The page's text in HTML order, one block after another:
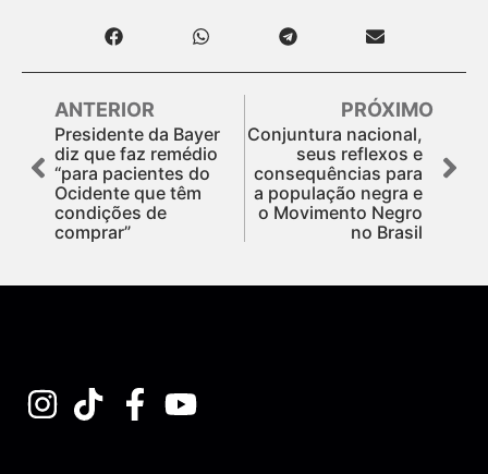
ANTERIOR
Presidente da Bayer
diz que faz remédio
“para pacientes do
Ocidente que têm
condições de
comprar”
PRÓXIMO
Conjuntura nacional,
seus reflexos e
consequências para
a população negra e
o Movimento Negro
no Brasil